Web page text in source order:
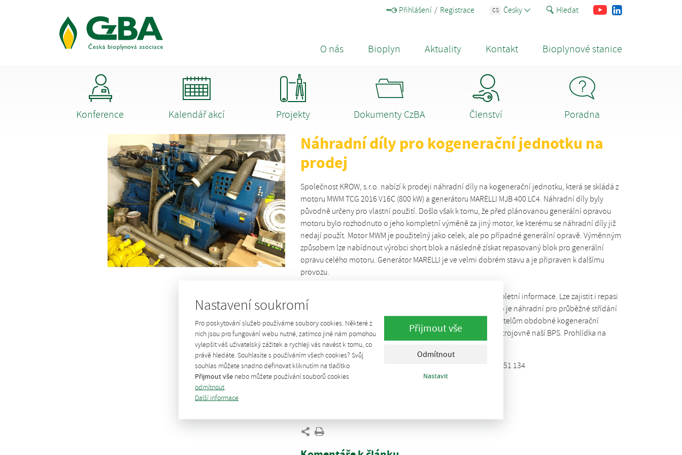
Nastavení soukromí
Pro poskytování služeb používáme soubory cookies. Některé z
nich jsou pro fungování webu nutné, zatímco jiné nám pomohou
vylepšit váš uživatelský zážitek a rychleji vás navést k tomu, co
právě hledáte. Souhlasíte s používáním všech cookies? Svůj
souhlas můžete snadno definovat kliknutím na tlačítko
Přijmout vše nebo můžete používání souborů cookies
odmítnout.
Další informace
Přijmout vše
Odmítnout
Nastavit
Přihlášení Registrace CS Česky Hledat FacebookYoutube
O nás Bioplyn Aktuality Kontakt Bioplynové stanice
Konference Kalendář akcí Projekty Dokumenty CzBA Členství Poradna
Náhradní díly pro kogenerační jednotku na
prodej
Společnost KROW, s.r.o. nabízí k prodeji náhradní díly na kogenerační jednotku, která se skládá z
motoru MWM TCG 2016 V16C (800 kW) a generátoru MARELLI MJB 400 LC4. Náhradní díly byly
původně určeny pro vlastní použití. Došlo však k tomu, že před plánovanou generální opravou
motoru bylo rozhodnuto o jeho kompletní výměně za jiný motor, ke kterému se náhradní díly již
nedají použít. Motor MWM je použitelný jako celek, ale po případné generální opravě. Výměnným
způsobem lze nabídnout výrobci short blok a následně získat repasovaný blok pro generální
opravu celého motoru. Generátor MARELLI je ve velmi dobrém stavu a je připraven k dalšímu
provozu.
Ke všem náhradním dílům budou zájemcům poskytnuty kompletní informace. Lze zajistit i repasi
obou turbodmychadel ve výrobním závodě v Německu (jedno je náhradní pro průběžné střídání
v rámci středních oprav). Náhradní díly jsou určeny provozovatelům obdobné kogenerační
jednotky nebo servisním organizacím. Vše je uskladněno ve strojovně naší BPS. Prohlídka na
místě je možná po domluvě.
Jaroslav Pokorný, jednatel společnosti KROW, s.r.o., tel. 602 651 134